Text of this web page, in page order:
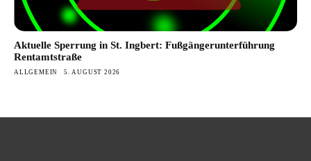
Aktuelle Sperrung in St. Ingbert: Fußgängerunterführung
Rentamtstraße
ALLGEMEIN 5. AUGUST 2026